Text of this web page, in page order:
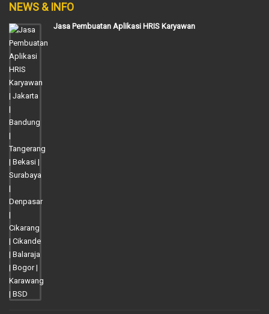
NEWS & INFO
Jasa Pembuatan Aplikasi HRIS Karyawan